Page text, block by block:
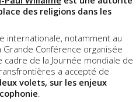
des religions dans les
internationale, notamment au
Grande Conférence organisée
cadre de la Journée mondiale de
a accepté de
volets, sur les enjeux